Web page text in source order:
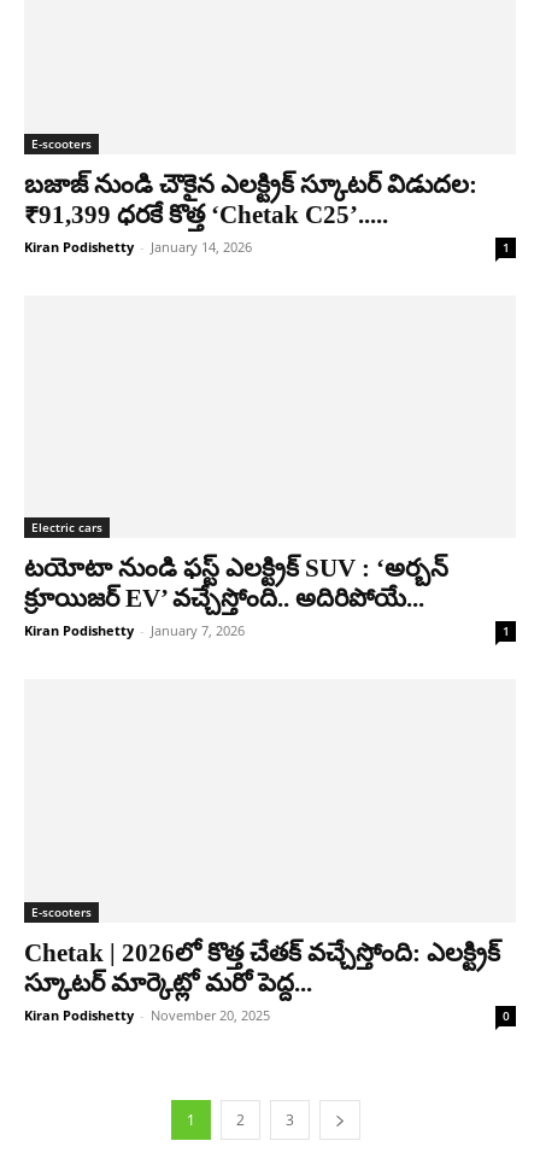
E-scooters
బజాజ్ నుండి చౌకైన ఎలక్ట్రిక్ స్కూటర్ విడుదల:
₹91,399 ధరకే కొత్త ‘Chetak C25’.....
Kiran Podishetty - January 14, 2026 1
Electric cars
టయోటా నుండి ఫస్ట్ ఎలక్ట్రిక్ SUV : ‘అర్బన్
క్రూయిజర్ EV’ వచ్చేస్తోంది.. అదిరిపోయే...
Kiran Podishetty - January 7, 2026 1
E-scooters
Chetak | 2026లో కొత్త చేతక్ వచ్చేస్తోంది: ఎలక్ట్రిక్
స్కూటర్ మార్కెట్లో మరో పెద్ద...
Kiran Podishetty - November 20, 2025 0
1 2 3